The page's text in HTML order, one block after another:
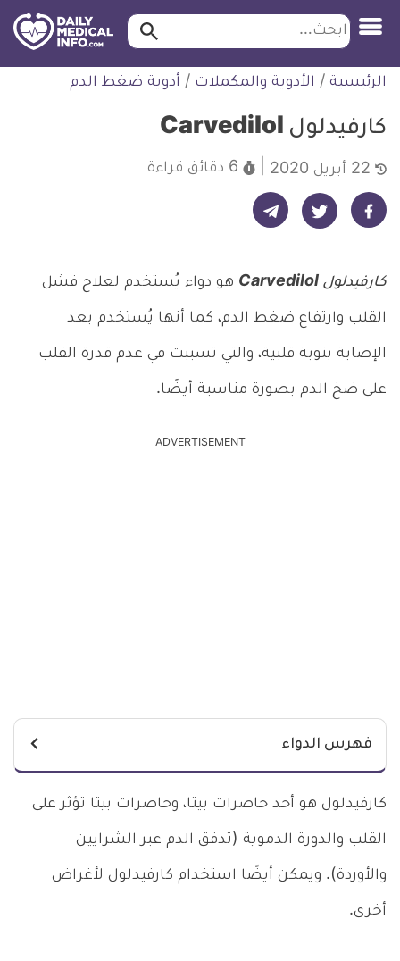
التخطي
للمحتوى
طبية
ابحث ابحث…
الرئيسية / الأدوية والمكملات / أدوية ضغط الدم
كارفيدلول Carvedilol
6 دقائق قراءة
شارك على فيسبوك - ديلي ميديكال انفو شارك على تويتر - ديلي ميديكال انفو شارك على تيليجرام - ديلي ميديكال انفو
كارفيدلول Carvedilol هو دواء يُستخدم لعلاج فشل
القلب وارتفاع ضغط الدم، كما أنها يُستخدم بعد
الإصابة بنوبة قلبية، والتي تسببت في عدم قدرة القلب
على ضخ الدم بصورة مناسبة أيضًا.
ADVERTISEMENT
فهرس الدواء
كارفيدلول هو أحد حاصرات بيتا، وحاصرات بيتا تؤثر على
القلب والدورة الدموية (تدفق الدم عبر الشرايين
والأوردة). ويمكن أيضًا استخدام كارفيدلول لأغراض
أخرى.